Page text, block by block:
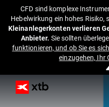
CFD sind komplexe
Hebelwirkung ein hohes Risiko,
Kleinanlegerkonten verlieren
Anbieter. Sie sollten
funktionieren, und ob Sie es
einzugehen, Ihr